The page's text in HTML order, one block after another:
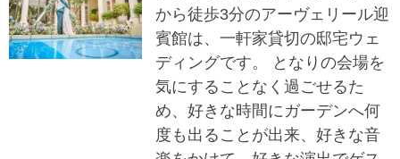
から徒歩3分のアーヴェリール迎
賓館は、一軒家貸切の邸宅ウェ
ディングです。 となりの会場を
気にすることなく過ごせるた
め、好きな時間にガーデンへ何
度も出ることが出来、好きな音